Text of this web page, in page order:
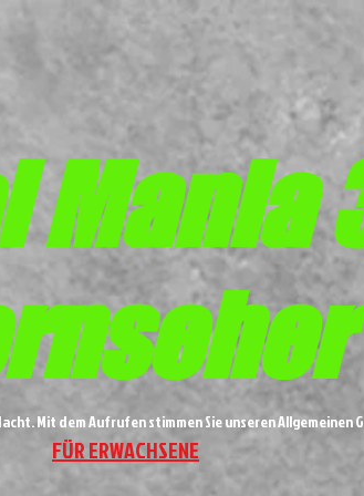
Mania
Mit dem Aufrufen stimmen Sie unseren Allgemeinen
FÜR ERWACHSENE